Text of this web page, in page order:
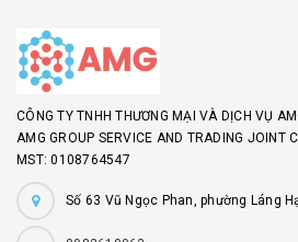
CÔNG TY TNHH THƯƠNG MẠI VÀ DỊCH VỤ
AMG GROUP SERVICE AND TRADING JOINT
MST: 0108764547
Số 63 Vũ Ngọc Phan, phường Láng